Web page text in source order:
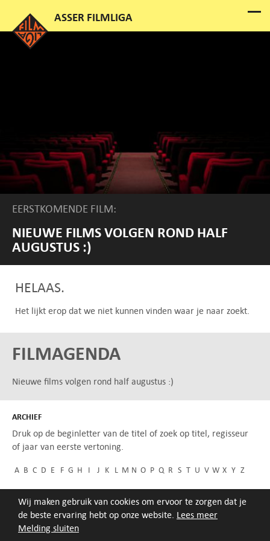
Melding sluiten
Wij maken gebruik van cookies om ervoor te zorgen dat je
de beste ervaring hebt op onze website. Lees meer
EERSTKOMENDE FILM:
NIEUWE FILMS VOLGEN ROND HALF
AUGUSTUS :)
HELAAS.
Het lijkt erop dat we niet kunnen vinden waar je naar zoekt.
FILMAGENDA
Nieuwe films volgen rond half augustus :)
ARCHIEF
Druk op de beginletter van de titel of zoek op titel, regisseur
of jaar van eerste vertoning.
A B C D E F G H I J K L M N O P Q R S T U V W X Y Z